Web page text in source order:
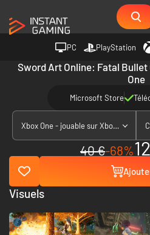
PC PlayStation
Sword Art Online: Fatal
One
Microsoft Store
Xbox One - jouable sur Xbox Series X|S
40 €-68%
Visuels